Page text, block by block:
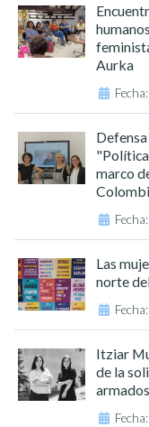
Aurka
marco
Las
norte
Itziar
de la